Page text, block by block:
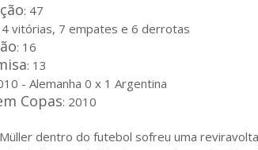
: 47
vitórias, 7 empates e 6 derrotas
: 16
: 13
- Alemanha 0 x 1 Argentina
Copas: 2010
dentro do futebol sofreu uma